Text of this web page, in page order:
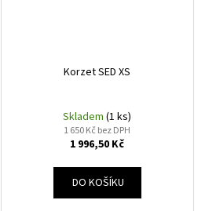
Korzet SED XS
Skladem(1 ks)
1 650 Kč bez DPH
1 996,50 Kč
DO KOŠÍKU